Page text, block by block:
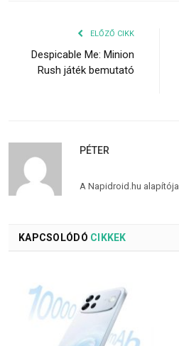
ELŐZŐ CIKK
Despicable Me: Minion
Rush játék bemutató
PÉTER
A Napidroid.hu alapítója.
KAPCSOLÓDÓ CIKKEK